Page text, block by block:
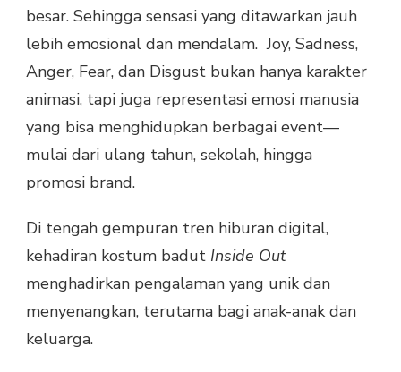
besar. Sehingga sensasi yang ditawarkan jauh
lebih emosional dan mendalam. Joy, Sadness,
Anger, Fear, dan Disgust bukan hanya karakter
animasi, tapi juga representasi emosi manusia
yang bisa menghidupkan berbagai event—
mulai dari ulang tahun, sekolah, hingga
promosi brand.
Di tengah gempuran tren hiburan digital,
kehadiran kostum badut Inside Out
menghadirkan pengalaman yang unik dan
menyenangkan, terutama bagi anak-anak dan
keluarga.